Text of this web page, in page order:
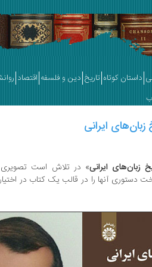
داستان کوتاه تاریخ دین و فلسفه اقتصاد
ایرانی
زبان‌های ایرانی» در تلاش است تصویری
دستوری آنها را در قالب یک کتاب در اختیار